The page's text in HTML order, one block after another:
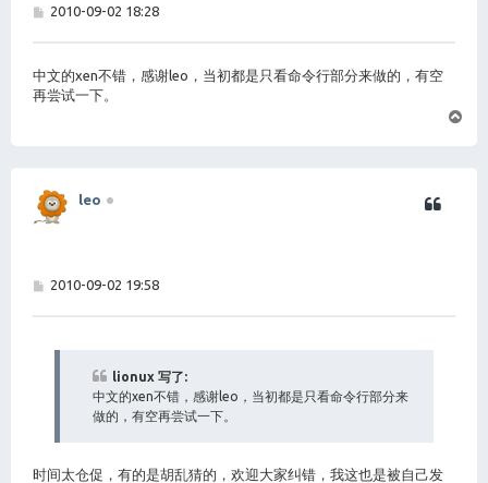
帖
2010-09-02 18:28
中文的xen不错，感谢leo，当初都是只看命令行部分来做的，有空
再尝试一下。
leo
帖
2010-09-02 19:58
lionux 写了:
中文的xen不错，感谢leo，当初都是只看命令行部分来
做的，有空再尝试一下。
时间太仓促，有的是胡乱猜的，欢迎大家纠错，我这也是被自己发